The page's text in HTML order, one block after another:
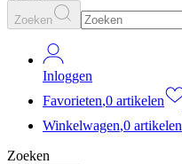
Zoeken
Inloggen
Favorieten,0 artikelen
Winkelwagen,0 artikelen
Zoeken